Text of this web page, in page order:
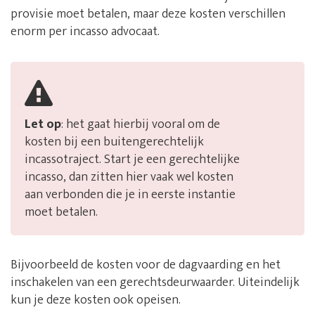
provisie moet betalen, maar deze kosten verschillen
enorm per incasso advocaat.
Let op: het gaat hierbij vooral om de
kosten bij een buitengerechtelijk
incassotraject. Start je een gerechtelijke
incasso, dan zitten hier vaak wel kosten
aan verbonden die je in eerste instantie
moet betalen.
Bijvoorbeeld de kosten voor de dagvaarding en het
inschakelen van een gerechtsdeurwaarder. Uiteindelijk
kun je deze kosten ook opeisen.